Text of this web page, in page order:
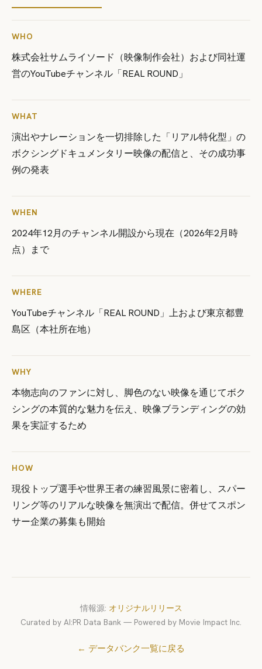
WHO
株式会社サムライソード（映像制作会社）および同社運
営のYouTubeチャンネル「REAL ROUND」
WHAT
演出やナレーションを一切排除した「リアル特化型」の
ボクシングドキュメンタリー映像の配信と、その成功事
例の発表
WHEN
2024年12月のチャンネル開設から現在（2026年2月時
点）まで
WHERE
YouTubeチャンネル「REAL ROUND」上および東京都豊
島区（本社所在地）
WHY
本物志向のファンに対し、脚色のない映像を通じてボク
シングの本質的な魅力を伝え、映像ブランディングの効
果を実証するため
HOW
現役トップ選手や世界王者の練習風景に密着し、スパー
リング等のリアルな映像を無演出で配信。併せてスポン
サー企業の募集も開始
情報源: オリジナルリリース
Curated by AI:PR Data Bank — Powered by Movie Impact Inc.
← データバンク一覧に戻る